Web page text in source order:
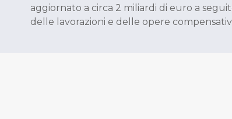
aggiornato a circa 2 miliardi di euro a
delle lavorazioni e delle opere